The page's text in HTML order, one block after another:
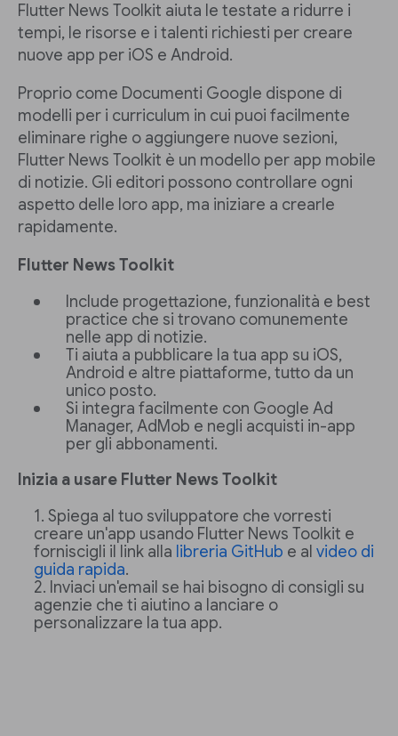
Flutter News Toolkit aiuta le testate a ridurre i
tempi, le risorse e i talenti richiesti per creare
nuove app per iOS e Android.
Proprio come Documenti Google dispone di
modelli per i curriculum in cui puoi facilmente
eliminare righe o aggiungere nuove sezioni,
Flutter News Toolkit è un modello per app mobile
di notizie. Gli editori possono controllare ogni
aspetto delle loro app, ma iniziare a crearle
rapidamente.
Flutter News Toolkit
Include progettazione, funzionalità e best
practice che si trovano comunemente
nelle app di notizie.
Ti aiuta a pubblicare la tua app su iOS,
Android e altre piattaforme, tutto da un
unico posto.
Si integra facilmente con Google Ad
Manager, AdMob e negli acquisti in-app
per gli abbonamenti.
Inizia a usare Flutter News Toolkit
Spiega al tuo sviluppatore che vorresti
creare un'app usando Flutter News Toolkit e
forniscigli il link alla libreria GitHub e al video di
guida rapida.
Inviaci un'email se hai bisogno di consigli su
agenzie che ti aiutino a lanciare o
personalizzare la tua app.